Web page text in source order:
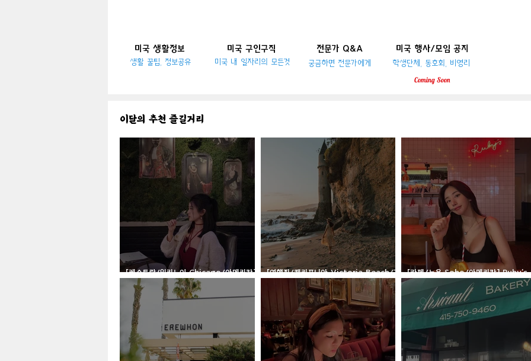
​미국 생활정보 미국 행사/모임 공지
전문가 Q&A
​미국 구인구직
생활 꿀팁, 정보공유 미국 내 일자리의 모든것 궁금하면 전문가에게 학생단체, 동호회, 비영리
Coming Soon
이달의 추천 즐길거리
[레스토랑/일리노이 Chicago/아메리칸]
Boka
[여행지/캘리포니아 Victoria Beach/건
축물] Pirate Tower
[카페/뉴욕 Soho/아메리칸] Ruby's
Cafe